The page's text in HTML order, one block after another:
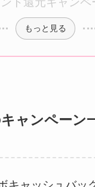
もっと見る
ャンペーン